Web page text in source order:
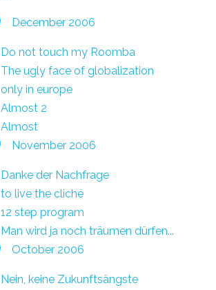
December 2006
Do not touch my Roomba
The ugly face of globalization
only in europe
Almost 2
Almost
November 2006
Danke der Nachfrage
to live the cliché
12 step program
Man wird ja noch träumen dürfen...
October 2006
Nein, keine Zukunftsängste